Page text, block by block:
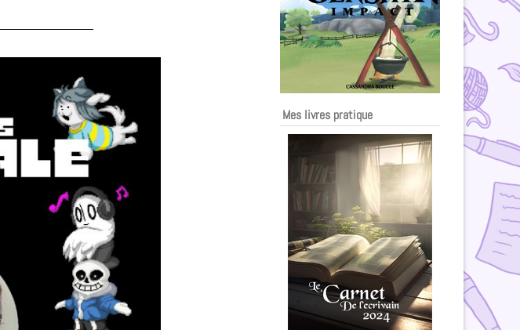
Mes livres pratique